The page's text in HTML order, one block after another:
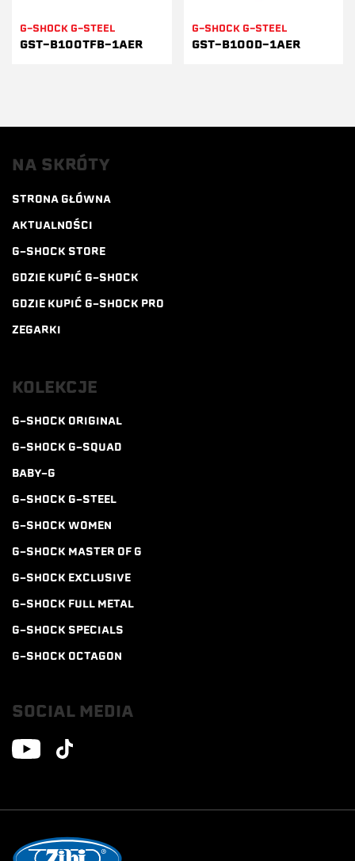
G-SHOCK G-STEEL
GST-B100TFB-1AER
G-SHOCK G-STEEL
GST-B100D-1AER
NA SKRÓTY
STRONA GŁÓWNA
AKTUALNOŚCI
G-SHOCK STORE
GDZIE KUPIĆ G-SHOCK
GDZIE KUPIĆ G-SHOCK PRO
ZEGARKI
KOLEKCJE
G-SHOCK ORIGINAL
G-SHOCK G-SQUAD
BABY-G
G-SHOCK G-STEEL
G-SHOCK WOMEN
G-SHOCK MASTER OF G
G-SHOCK EXCLUSIVE
G-SHOCK FULL METAL
G-SHOCK SPECIALS
G-SHOCK OCTAGON
SOCIAL MEDIA